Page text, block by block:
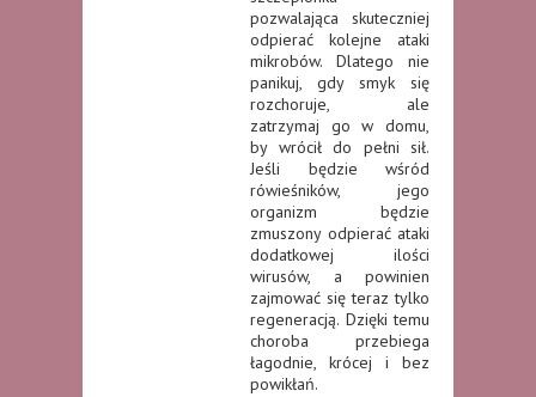
pozwalająca skuteczniej
odpierać kolejne ataki
mikrobów. Dlatego nie
panikuj, gdy smyk się
rozchoruje, ale
zatrzymaj go w domu,
by wrócił do pełni sił.
Jeśli będzie wśród
rówieśników, jego
organizm będzie
zmuszony odpierać ataki
dodatkowej ilości
wirusów, a powinien
zajmować się teraz tylko
regeneracją. Dzięki temu
choroba przebiega
łagodnie, krócej i bez
powikłań.